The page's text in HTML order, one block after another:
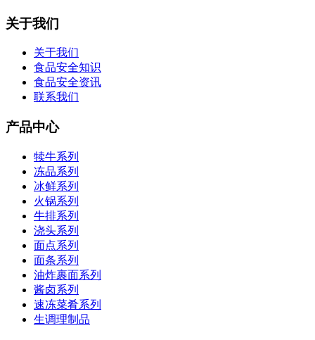
关于我们
关于我们
食品安全知识
食品安全资讯
联系我们
产品中心
犊牛系列
冻品系列
冰鲜系列
火锅系列
牛排系列
浇头系列
面点系列
面条系列
油炸裹面系列
酱卤系列
速冻菜肴系列
生调理制品